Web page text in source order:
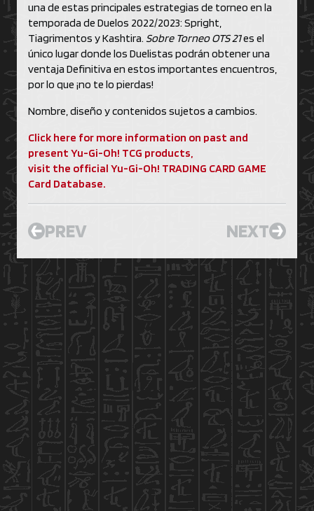
una de estas principales estrategias de torneo en la
temporada de Duelos 2022/2023: Spright,
Tiagrimentos y Kashtira. Sobre Torneo OTS 21es el
único lugar donde los Duelistas podrán obtener una
ventaja Definitiva en estos importantes encuentros,
por lo que ¡no te lo pierdas!
Nombre, diseño y contenidos sujetos a cambios.
Click here for more information on past and
present Yu-Gi-Oh! TCG products,
visit the official Yu-Gi-Oh! TRADING CARD GAME
Card Database.
PREV NEXT